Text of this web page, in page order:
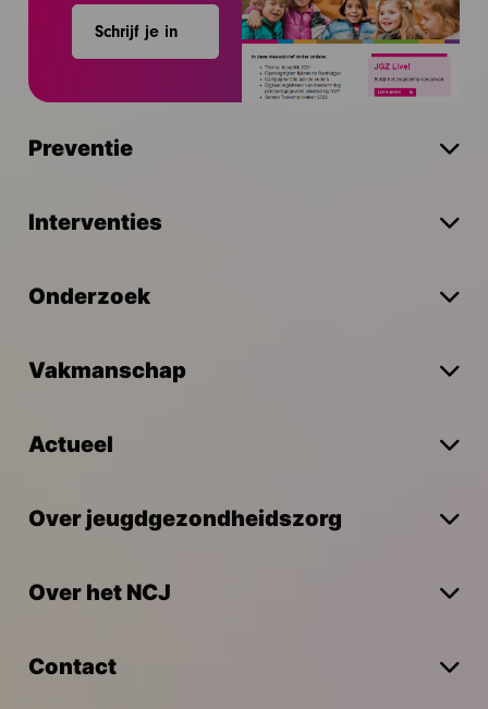
Schrijf je in
Preventie
Interventies
Onderzoek
Vakmanschap
Actueel
Over jeugdgezondheidszorg
Over het NCJ
Contact